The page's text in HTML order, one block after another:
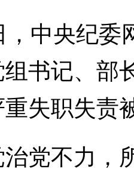
央纪委
书记、部
失职失责
不力，